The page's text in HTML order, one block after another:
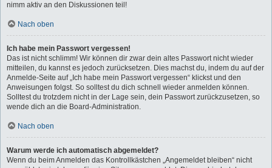
nimm aktiv an den Diskussionen teil!
Nach oben
Ich habe mein Passwort vergessen!
Das ist nicht schlimm! Wir können dir zwar dein altes Passwort nicht wieder
mitteilen, du kannst es jedoch zurücksetzen. Dies machst du, indem du auf der
Anmelde-Seite auf „Ich habe mein Passwort vergessen“ klickst und den
Anweisungen folgst. So solltest du dich schnell wieder anmelden können.
Solltest du trotzdem nicht in der Lage sein, dein Passwort zurückzusetzen, so
wende dich an die Board-Administration.
Nach oben
Warum werde ich automatisch abgemeldet?
Wenn du beim Anmelden das Kontrollkästchen „Angemeldet bleiben“ nicht